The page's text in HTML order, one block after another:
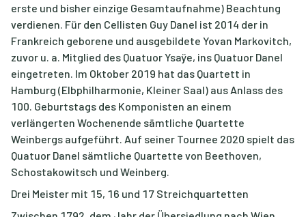
erste und bisher einzige Gesamtaufnahme) Beachtung
verdienen. Für den Cellisten Guy Danel ist 2014 der in
Frankreich geborene und ausgebildete Yovan Markovitch,
zuvor u. a. Mitglied des Quatuor Ysaÿe, ins Quatuor Danel
eingetreten. Im Oktober 2019 hat das Quartett in
Hamburg (Elbphilharmonie, Kleiner Saal) aus Anlass des
100. Geburtstags des Komponisten an einem
verlängerten Wochenende sämtliche Quartette
Weinbergs aufgeführt. Auf seiner Tournee 2020 spielt das
Quatuor Danel sämtliche Quartette von Beethoven,
Schostakowitsch und Weinberg.
Drei Meister mit 15, 16 und 17 Streichquartetten